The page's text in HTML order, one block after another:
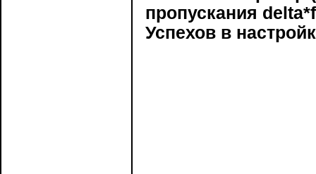
пропускания
Успехов в